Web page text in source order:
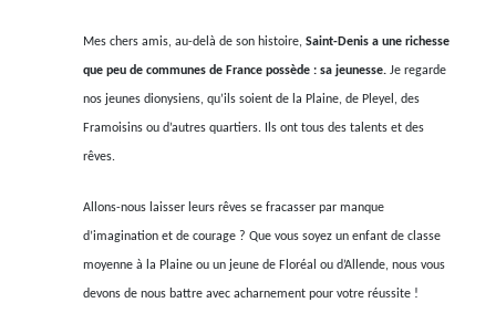
Mes chers amis, au-delà de son histoire, Saint-Denis a une richesse
que peu de communes de France possède : sa jeunesse. Je regarde
nos jeunes dionysiens, qu’ils soient de la Plaine, de Pleyel, des
Framoisins ou d’autres quartiers. Ils ont tous des talents et des
rêves.
Allons-nous laisser leurs rêves se fracasser par manque
d’imagination et de courage ? Que vous soyez un enfant de classe
moyenne à la Plaine ou un jeune de Floréal ou d’Allende, nous vous
devons de nous battre avec acharnement pour votre réussite !